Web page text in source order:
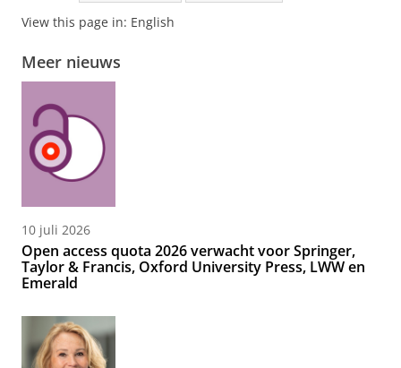
View this page in: English
Meer nieuws
10 juli 2026
Open access quota 2026 verwacht voor Springer,
Taylor & Francis, Oxford University Press, LWW en
Emerald